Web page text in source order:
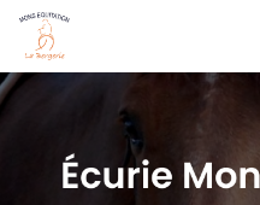
Aller
contenu
principal